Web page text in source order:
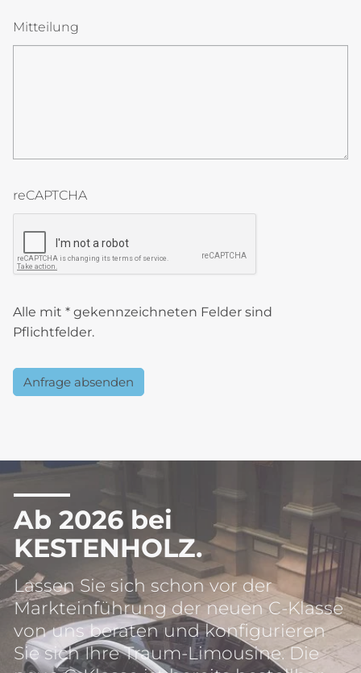
Mitteilung
reCAPTCHA
Alle mit * gekennzeichneten Felder sind
Pflichtfelder.
Anfrage absenden
Ab 2026 bei
KESTENHOLZ.
Lassen Sie sich schon vor der
Markteinführung der neuen C-Klasse
von uns beraten und konfigurieren
Sie sich Ihre Traum-Limousine. Die